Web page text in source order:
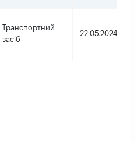
Транспортний
засіб
22.05.2024